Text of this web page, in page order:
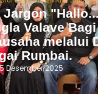
Valave
melalui
Rumbai.
Desember 2025